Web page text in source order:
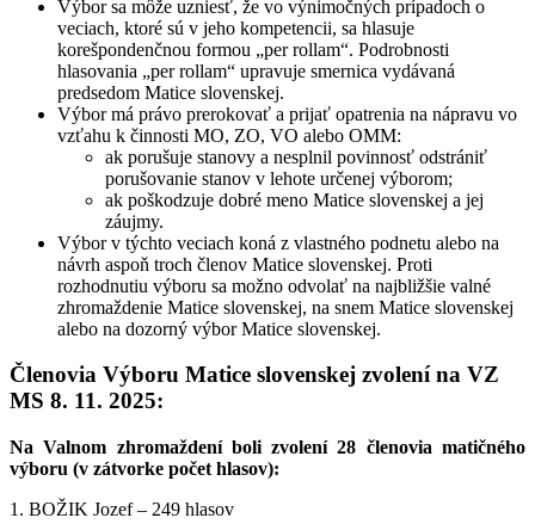
Výbor sa môže uzniesť, že vo výnimočných prípadoch o
veciach, ktoré sú v jeho kompetencii, sa hlasuje
korešpondenčnou formou „per rollam“. Podrobnosti
hlasovania „per rollam“ upravuje smernica vydávaná
predsedom Matice slovenskej.
Výbor má právo prerokovať a prijať opatrenia na nápravu vo
vzťahu k činnosti MO, ZO, VO alebo OMM:
ak porušuje stanovy a nesplnil povinnosť odstrániť
porušovanie stanov v lehote určenej výborom;
ak poškodzuje dobré meno Matice slovenskej a jej
záujmy.
Výbor v týchto veciach koná z vlastného podnetu alebo na
návrh aspoň troch členov Matice slovenskej. Proti
rozhodnutiu výboru sa možno odvolať na najbližšie valné
zhromaždenie Matice slovenskej, na snem Matice slovenskej
alebo na dozorný výbor Matice slovenskej.
Členovia Výboru Matice slovenskej zvolení na VZ
MS 8. 11. 2025:
Na Valnom zhromaždení boli zvolení 28 členovia matičného
výboru (v zátvorke počet hlasov):
1. BOŽIK Jozef – 249 hlasov